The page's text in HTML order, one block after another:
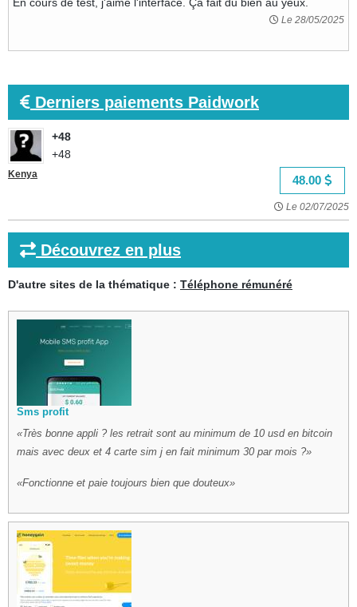
Le 28/05/2025
Derniers paiements Paidwork
Kenya
+48
+48
48.00
Le 02/07/2025
Découvrez en plus
D'autre sites de la thématique : Téléphone rémunéré
Sms profit
Très bonne appli ? les retrait sont au minimum de 10 usd en bitcoin
mais avec deux et 4 carte sim j en fait minimum 30 par mois ?
Fonctionne et paie toujours bien que douteux